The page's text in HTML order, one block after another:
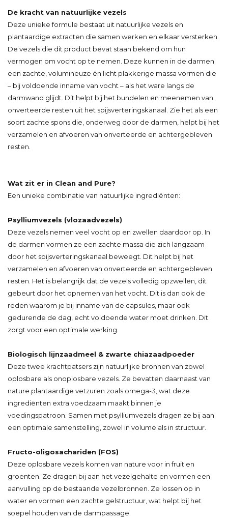
De kracht van natuurlijke vezels
Deze unieke formule bestaat uit natuurlijke vezels en
plantaardige extracten die samen werken en elkaar versterken.
De vezels die dit product bevat staan bekend om hun
vermogen om vocht op te nemen. Deze kunnen in de darmen
een zachte, volumineuze én licht plakkerige massa vormen die
– bij voldoende inname van vocht – als het ware langs de
darmwand glijdt. Dit helpt bij het bundelen en meenemen van
onverteerde resten uit het spijsverteringskanaal. Zie het als een
soort zachte spons die, onderweg door de darmen, helpt bij het
verzamelen en afvoeren van onverteerde en achtergebleven
resten.
Wat zit er in Clean and Pure?
Een unieke combinatie van natuurlijke ingrediënten:
Psylliumvezels (vlozaadvezels)
Deze vezels nemen veel vocht op en zwellen daardoor op. In
de darmen vormen ze een zachte massa die zich langzaam
door het spijsverteringskanaal beweegt. Dit helpt bij het
verzamelen en afvoeren van onverteerde en achtergebleven
resten. Het is belangrijk dat de vezels volledig opzwellen, dit
gebeurt door het opnemen van het vocht. Dit is dan ook de
reden waarom je bij inname van de capsules, maar ook
gedurende de dag, echt voldoende water moet drinken. Dit
zorgt voor een optimale werking.
Biologisch lijnzaadmeel & zwarte chiazaadpoeder
Deze twee krachtpatsers zijn natuurlijke bronnen van zowel
oplosbare als onoplosbare vezels. Ze bevatten daarnaast van
nature plantaardige vetzuren zoals omega-3, wat deze
ingrediënten extra voedzaam maakt binnen je
voedingspatroon. Samen met psylliumvezels dragen ze bij aan
een optimale samenstelling, zowel in volume als in structuur.
Fructo-oligosachariden (FOS)
Deze oplosbare vezels komen van nature voor in fruit en
groenten. Ze dragen bij aan het vezelgehalte en vormen een
aanvulling op de bestaande vezelbronnen. Ze lossen op in
water en vormen een zachte gelstructuur, wat helpt bij het
soepel houden van de darmpassage.